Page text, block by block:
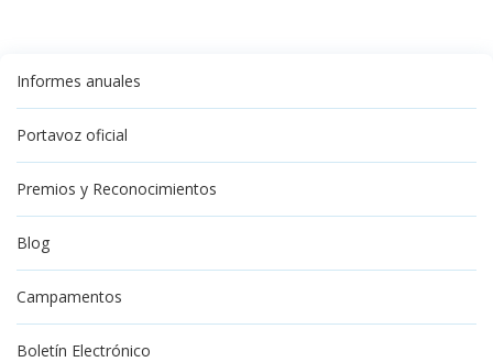
Informes anuales
Portavoz oficial
Premios y Reconocimientos
Blog
Campamentos
Boletín Electrónico